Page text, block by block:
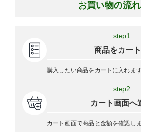
お買い物の流れ
step1
商品をカー
購入したい商品をカートに入れます
step2
カート画面へ
カート画面で商品と金額を確認しま